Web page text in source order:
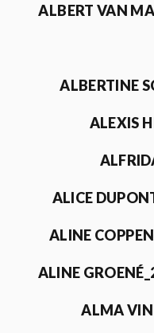
ALBERT VAN
ALBERTINE
ALEXIS
ALICE
ALINE
ALINE
ALMA